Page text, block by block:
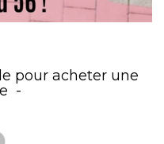
pour acheter une